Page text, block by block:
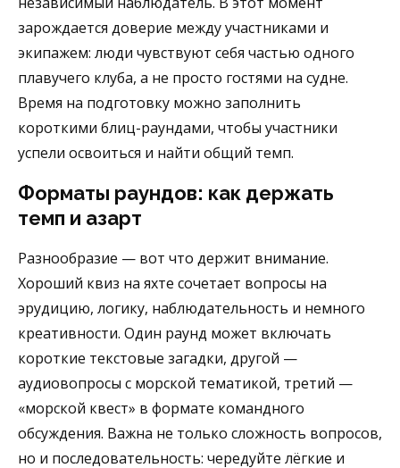
зарождается доверие между участниками и
экипажем: люди чувствуют себя частью одного
плавучего клуба, а не просто гостями на судне.
Время на подготовку можно заполнить
короткими блиц-раундами, чтобы участники
успели освоиться и найти общий темп.
Форматы раундов: как держать
темп и азарт
Разнообразие — вот что держит внимание.
Хороший квиз на яхте сочетает вопросы на
эрудицию, логику, наблюдательность и немного
креативности. Один раунд может включать
короткие текстовые загадки, другой —
аудиовопросы с морской тематикой, третий —
«морской квест» в формате командного
обсуждения. Важна не только сложность вопросов,
но и последовательность: чередуйте лёгкие и